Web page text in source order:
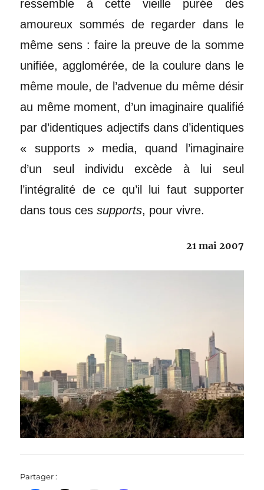
ressemble à cette vieille purée des
amoureux sommés de regarder dans le
même sens : faire la preuve de la somme
unifiée, agglomérée, de la coulure dans le
même moule, de l’advenue du même désir
au même moment, d’un imaginaire qualifié
par d’identiques adjectifs dans d’identiques
« supports » media, quand l’imaginaire
d’un seul individu excède à lui seul
l’intégralité de ce qu’il lui faut supporter
dans tous cessupports, pour vivre.
21 mai 2007
Partager :